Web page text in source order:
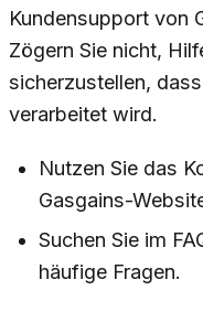
Kundensupport von
Zögern Sie nicht,
sicherzustellen,
verarbeitet wird.
Nutzen Sie das
Gasgains-
Suchen Sie im
häufige Fragen.